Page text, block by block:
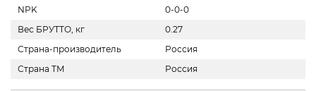
NPK
0-0-0
Вес БРУТТО, кг
0.27
Страна-производитель
Россия
Страна ТМ
Россия